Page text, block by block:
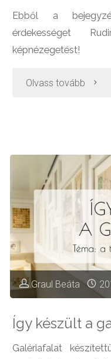
Ebből a
érdekességet
képnézegetést!
Olvass tovább "10
Graul Beáta
Így készült a
Galériafalat